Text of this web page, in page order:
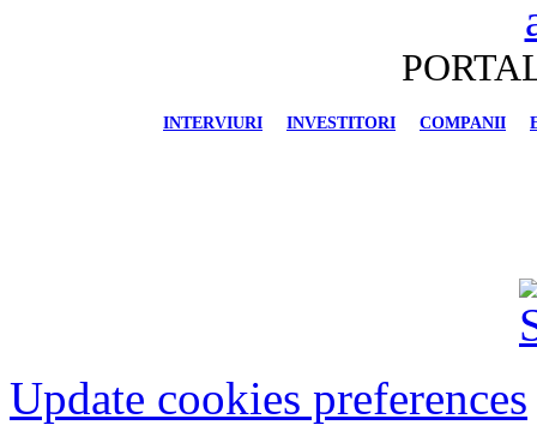
INTERVIURI INVESTITORI COMPANII
Update cookies preferences